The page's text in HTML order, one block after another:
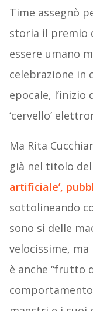
Time assegnò
storia il premio
essere umano
celebrazione in
epocale,
‘cervello’
Ma Rita
già nel titolo
artificiale’,
sottolineando
sono sì delle
velocissime, ma
è anche “frutto